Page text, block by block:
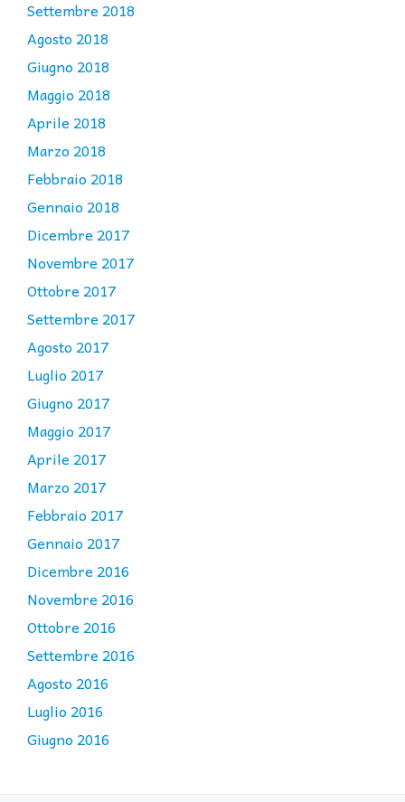
Settembre 2018
Agosto 2018
Giugno 2018
Maggio 2018
Aprile 2018
Marzo 2018
Febbraio 2018
Gennaio 2018
Dicembre 2017
Novembre 2017
Ottobre 2017
Settembre 2017
Agosto 2017
Luglio 2017
Giugno 2017
Maggio 2017
Aprile 2017
Marzo 2017
Febbraio 2017
Gennaio 2017
Dicembre 2016
Novembre 2016
Ottobre 2016
Settembre 2016
Agosto 2016
Luglio 2016
Giugno 2016